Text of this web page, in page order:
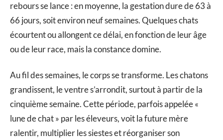
rebours se lance : en moyenne, la gestation dure de 63 à
66 jours, soit environ neuf semaines. Quelques chats
écourtent ou allongent ce délai, en fonction de leur âge
ou de leur race, mais la constance domine.
Au fil des semaines, le corps se transforme. Les chatons
grandissent, le ventre s’arrondit, surtout à partir de la
cinquième semaine. Cette période, parfois appelée «
lune de chat » par les éleveurs, voit la future mère
ralentir, multiplier les siestes et réorganiser son